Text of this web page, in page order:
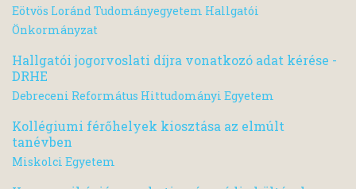
Eötvös Loránd Tudományegyetem Hallgatói
Önkormányzat
Hallgatói jogorvoslati díjra vonatkozó adat kérése -
DRHE
Debreceni Református Hittudományi Egyetem
Kollégiumi férőhelyek kiosztása az elmúlt
tanévben
Miskolci Egyetem